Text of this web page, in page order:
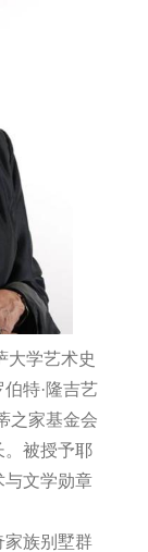
大学艺术史
伯特·隆吉艺
之家基金会
。被授予耶
与文学勋章
家族别墅群